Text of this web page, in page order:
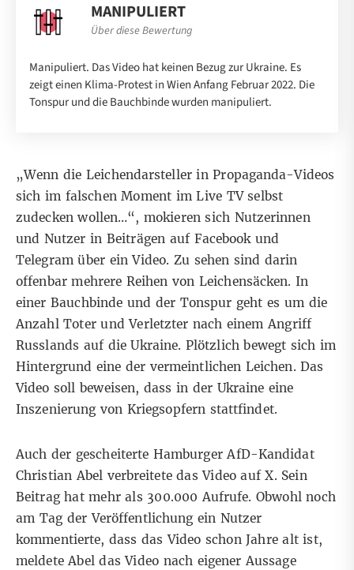
MANIPULIERT
Über diese Bewertung
Manipuliert. Das Video hat keinen Bezug zur Ukraine. Es
zeigt einen Klima-Protest in Wien Anfang Februar 2022. Die
Tonspur und die Bauchbinde wurden manipuliert.
„Wenn die Leichendarsteller in Propaganda-Videos
sich im falschen Moment im Live TV selbst
zudecken wollen…“, mokieren sich Nutzerinnen
und Nutzer in Beiträgen auf Facebookund
Telegramüber ein Video. Zu sehen sind darin
offenbar mehrere Reihen von Leichensäcken. In
einer Bauchbinde und der Tonspur geht es um die
Anzahl Toter und Verletzter nach einem Angriff
Russlands auf die Ukraine. Plötzlich bewegt sich im
Hintergrund eine der vermeintlichen Leichen. Das
Video soll beweisen, dass in der Ukraine eine
Inszenierung von Kriegsopfern stattfindet.
Auch der gescheiterte Hamburger AfD-Kandidat
Christian Abel verbreitete das Video auf X. Sein
Beitrag hat mehr als 300.000 Aufrufe. Obwohl noch
am Tag der Veröffentlichung ein Nutzer
kommentierte, dass das Video schon Jahre alt ist,
meldete Abel das Video nach eigener Aussage